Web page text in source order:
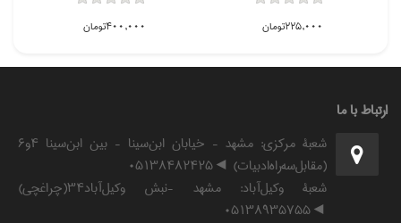
400,000تومان 225,000تومان
ارتباط با ما
شعبۀ مرکزی: مشهد - خیابان ابن‌سینا - بین ابن‌سینا ۴و۶
(مقابل‌سه‌راه‌ادبیات) ◄۰۵۱۳۸۴۸۲۴۲۵
شعبۀ وکیل‌آباد: مشهد -نبش وکیل‌آباد۳۴(چراغچی)
◄۰۵۱۳۸۹۳۵۷۵۵